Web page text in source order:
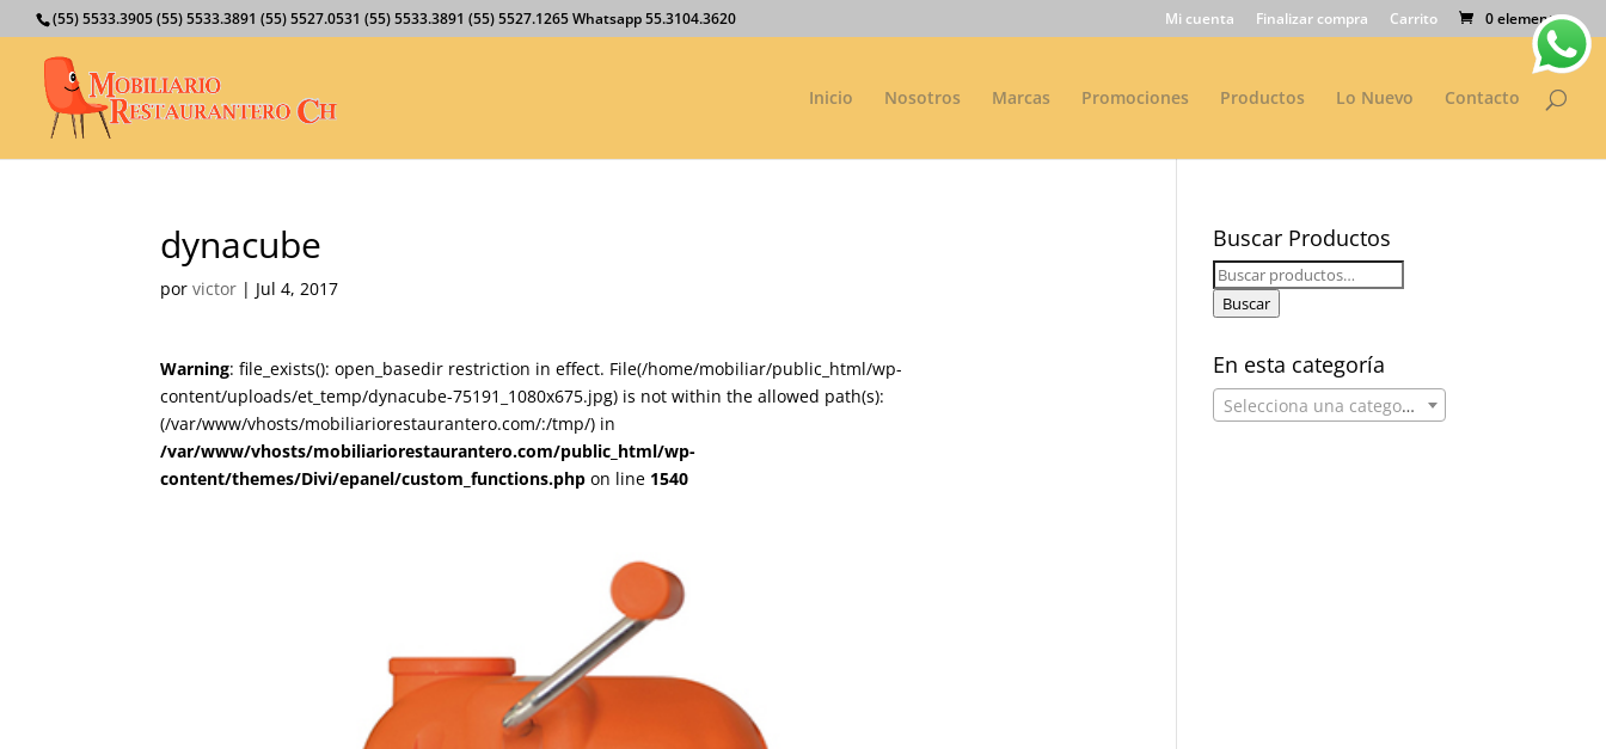
(55) 5533.3905 (55) 5533.3891 (55) 5527.0531 (55) 5533.3891 (55) 5527.1265 Whatsapp 55.3104.3620 Mi cuenta Finalizar compra Carrito 0 elementos
Inicio Nosotros Marcas Promociones Productos Lo Nuevo Contacto
dynacube
porvictor | Jul 4, 2017
Warning: file_exists(): open_basedir restriction in effect. File(/home/mobiliar/public_html/wp-
content/uploads/et_temp/dynacube-75191_1080x675.jpg) is not within the allowed path(s):
(/var/www/vhosts/mobiliariorestaurantero.com/:/tmp/) in
/var/www/vhosts/mobiliariorestaurantero.com/public_html/wp-
content/themes/Divi/epanel/custom_functions.php on line 1540
Buscar Productos
Buscar
por:
Buscar
En esta categoría
Selecciona una categoría